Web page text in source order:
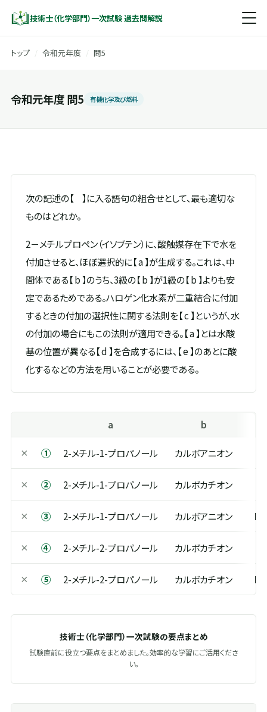
技術士（化学部門）一次試験 過去問解説
トップ 令和元年度 問5
令和元年度 問5 有機化学及び燃料
次の記述の【 】に入る語句の組合せとして、最も適切な
ものはどれか。
2－メチルプロペン（イソブテン）に、酸触媒存在下で水を
付加させると、ほぼ選択的に【 a 】が生成する。これは、中
間体である【 b 】のうち、3級の【 b 】が1級の【 b 】よりも安
定であるためである。ハロゲン化水素が二重結合に付加
するときの付加の選択性に関する法則を【 c 】というが、水
の付加の場合にもこの法則が適用できる。【 a 】とは水酸
基の位置が異なる【 d 】を合成するには、【 e 】のあとに酸
化するなどの方法を用いることが必要である。
a b
× ① 2-メチル-1-プロパノール カルボアニオン
× ② 2-メチル-1-プロパノール カルボカチオン
× ③ 2-メチル-1-プロパノール カルボアニオン
× ④ 2-メチル-2-プロパノール カルボカチオン
× ⑤ 2-メチル-2-プロパノール カルボカチオン
技術士（化学部門）一次試験の要点まとめ
試験直前に役立つ要点をまとめました。効率的な学習にご活用くださ
い。